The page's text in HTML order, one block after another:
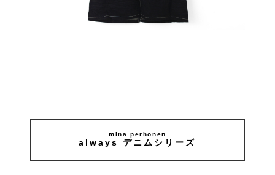
mina perhonen
always デニムシリーズ